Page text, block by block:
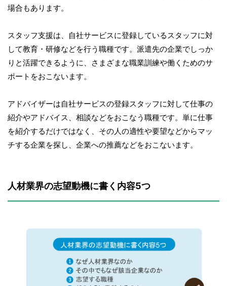
場合もあります。
スタッフ支援は、自社サービスに登録しているスタッフに対
して教育・研修などを行う職種です。派遣先の企業でしっか
りと活躍できるように、さまざまな職業訓練や働くためのサ
ポートをおこないます。
アドバイザーは自社サービスの登録スタッフに対して仕事の
紹介やアドバイス、相談などをおこなう職種です。単に仕事
を紹介するだけではなく、その人の適性や要望などからマッ
チする企業を探し、企業への推薦などをおこないます。
人材業界の志望動機に書く内容5つ